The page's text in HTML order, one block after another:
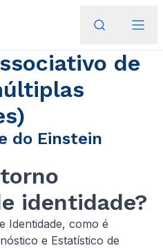
de
do Einstein
identidade?
Identidade, como é
e Estatístico de